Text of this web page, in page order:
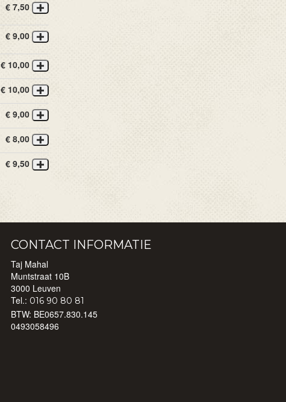
€ 7,50
€ 9,00
€ 10,00
€ 10,00
€ 9,00
€ 8,00
€ 9,50
CONTACT INFORMATIE
Taj Mahal
Muntstraat 10B
3000 Leuven
Tel.: 016 90 80 81
BTW: BE0657.830.145
0493058496